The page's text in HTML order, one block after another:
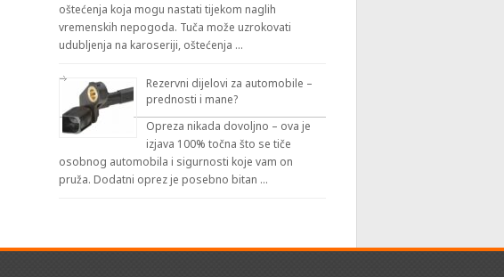
oštećenja koja mogu nastati tijekom naglih
vremenskih nepogoda. Tuča može uzrokovati
udubljenja na karoseriji, oštećenja …
Rezervni dijelovi za automobile –
prednosti i mane?
Opreza nikada dovoljno – ova je
izjava 100% točna što se tiče
osobnog automobila i sigurnosti koje vam on
pruža. Dodatni oprez je posebno bitan …